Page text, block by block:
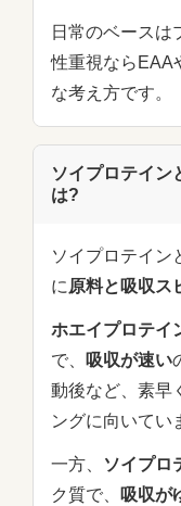
日常のベースは
性重視ならEAA
な考え方です。
ソイプロテイン
は?
ソイプロテイン
に 原料と吸収ス
ホエイプロテイ
で、
吸収が速い
動後など、素早
ングに向いてい
一方、 ソイプロ
ク質で、
吸収が